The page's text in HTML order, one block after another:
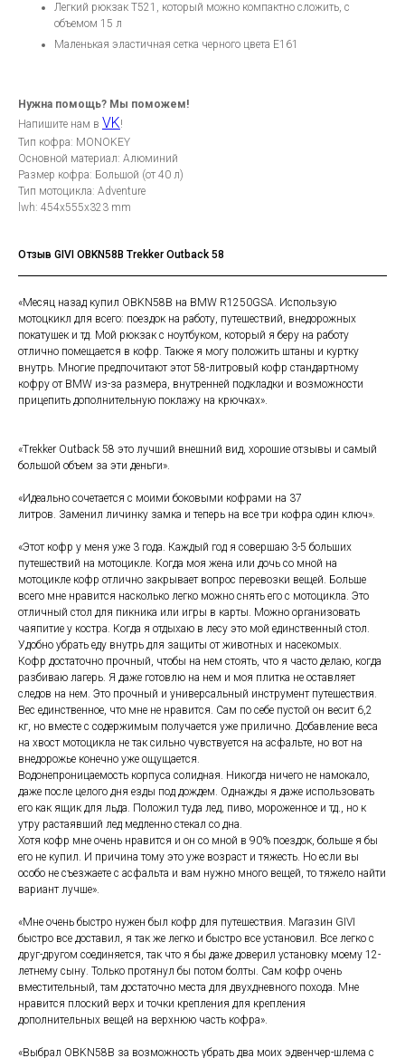
Легкий рюкзак T521, который можно компактно сложить, с
объемом 15 л
Маленькая эластичная сетка черного цвета E161
Нужна помощь? Мы поможем!
Напишите нам в VK!
Тип кофра: MONOKEY
Основной материал: Алюминий
Размер кофра: Большой (от 40 л)
Тип мотоцикла: Adventure
lwh: 454x555x323 mm
Отзыв GIVI OBKN58B Trekker Outback 58
«Месяц назад купил OBKN58B на BMW R1250GSA. Использую
мотоцкикл для всего: поездок на работу, путешествий, внедорожных
покатушек и тд. Мой рюкзак с ноутбуком, который я беру на работу
отлично помещается в кофр. Также я могу положить штаны и куртку
внутрь. Многие предпочитают этот 58-литровый кофр стандартному
кофру от BMW из-за размера, внутренней подкладки и возможности
прицепить дополнительную поклажу на крючках».
«Trekker Outback 58 это лучший внешний вид, хорошие отзывы и самый
большой объем за эти деньги».
«Идеально сочетается с моими боковыми кофрами на 37
литров. Заменил личинку замка и теперь на все три кофра один ключ».
«Этот кофр у меня уже 3 года. Каждый год я совершаю 3-5 больших
путешествий на мотоцикле. Когда моя жена или дочь со мной на
мотоцикле кофр отлично закрывает вопрос перевозки вещей. Больше
всего мне нравится насколько легко можно снять его с мотоцикла. Это
отличный стол для пикника или игры в карты. Можно организовать
чаяпитие у костра. Когда я отдыхаю в лесу это мой единственный стол.
Удобно убрать еду внутрь для защиты от животных и насекомых.
Кофр достаточно прочный, чтобы на нем стоять, что я часто делаю, когда
разбиваю лагерь. Я даже готовлю на нем и моя плитка не оставляет
следов на нем. Это прочный и универсальный инструмент путешествия.
Вес единственное, что мне не нравится. Сам по себе пустой он весит 6,2
кг, но вместе с содержимым получается уже прилично. Добавление веса
на хвост мотоцикла не так сильно чувствуется на асфальте, но вот на
внедорожье конечно уже ощущается.
Водонепроницаемость корпуса солидная. Никогда ничего не намокало,
даже после целого дня езды под дождем. Однажды я даже использовать
его как ящик для льда. Положил туда лед, пиво, мороженное и тд., но к
утру растаявший лед медленно стекал со дна.
Хотя кофр мне очень нравится и он со мной в 90% поездок, больше я бы
его не купил. И причина тому это уже возраст и тяжесть. Но если вы
особо не съезжаете с асфальта и вам нужно много вещей, то тяжело найти
вариант лучше».
«Мне очень быстро нужен был кофр для путешествия. Магазин GIVI
быстро все доставил, я так же легко и быстро все установил. Все легко с
друг-другом соединяется, так что я бы даже доверил установку моему 12-
летнему сыну. Только протянул бы потом болты. Сам кофр очень
вместительный, там достаточно места для двухдневного похода. Мне
нравится плоский верх и точки крепления для крепления
дополнительных вещей на верхнюю часть кофра».
«Выбрал OBKN58B за возможность убрать два моих эдвенчер-шлема с